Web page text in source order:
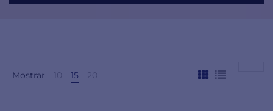
Mostrar 10 15 20